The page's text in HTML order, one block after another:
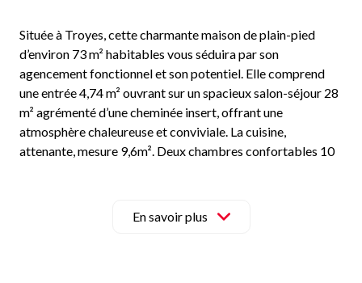
Située à Troyes, cette charmante maison de plain-pied
d’environ 73 m² habitables vous séduira par son
agencement fonctionnel et son potentiel. Elle comprend
une entrée 4,74 m² ouvrant sur un spacieux salon-séjour 28
m² agrémenté d’une cheminée insert, offrant une
atmosphère chaleureuse et conviviale. La cuisine,
attenante, mesure 9,6m². Deux chambres confortables 10
Un atout supplémentaire : un cellier 16 m², anciennement
garage, accessible depuis la maison, parfait pour du
En savoir plus